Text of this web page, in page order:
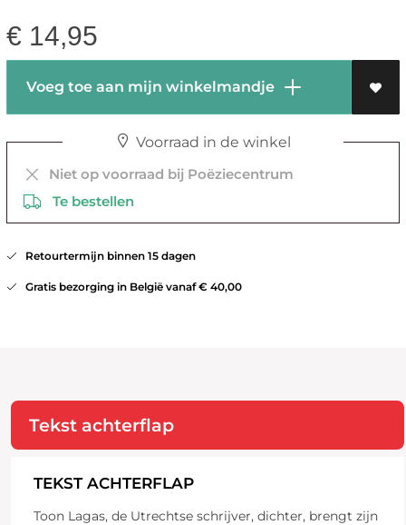
€ 14,95
Voeg toe aan mijn winkelmandje
Voorraad in de winkel
Niet op voorraad bij Poëziecentrum
Te bestellen
Retourtermijn binnen 15 dagen
Gratis bezorging in België vanaf € 40,00
Tekst achterflap
TEKST ACHTERFLAP
Toon Lagas, de Utrechtse schrijver, dichter, brengt zijn